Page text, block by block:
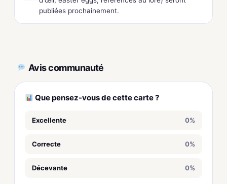
publiées prochainement.
Avis communauté
Que pensez-vous de cette carte ?
Excellente 0%
Correcte 0%
Décevante 0%